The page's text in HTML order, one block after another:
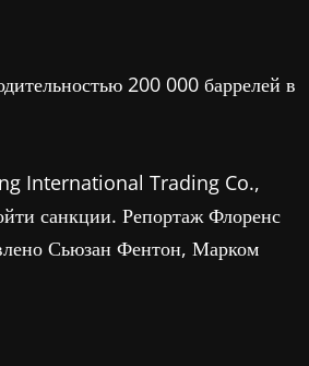
200 000 баррелей в
International Trading Co.,
санкции. Репортаж Флоренс
Сьюзан Фентон, Марком